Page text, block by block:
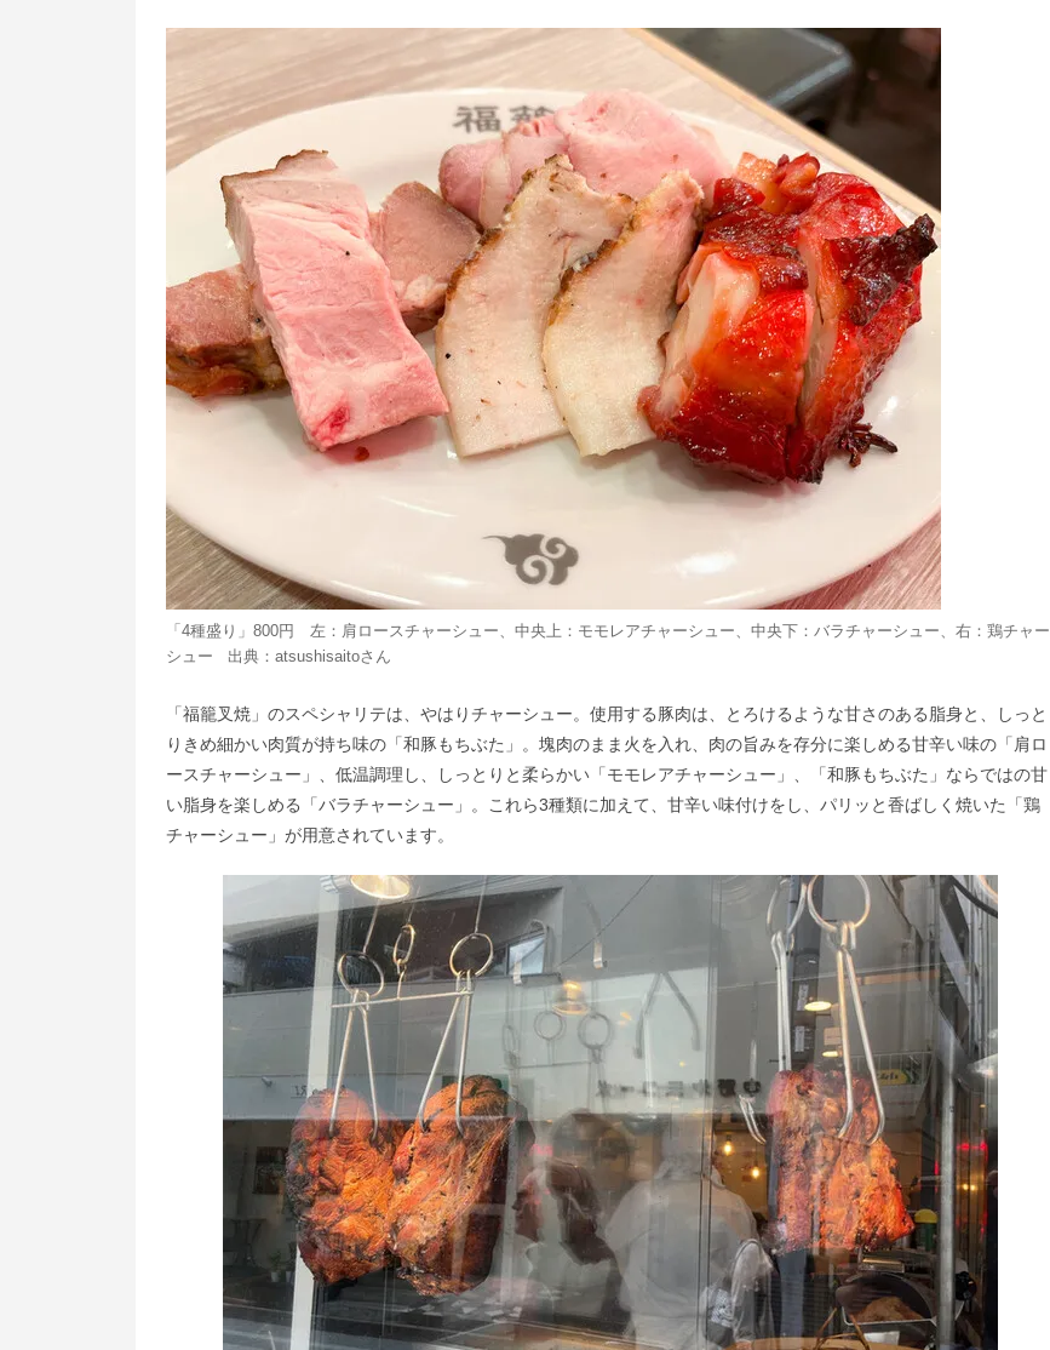
「4種盛り」800円 左：肩ロースチャーシュー、中央上：モモレアチャーシュー、中央下：バラチャーシュー、右：鶏チャー
シュー 出典： atsushisaitoさん
「福籠叉焼」のスペシャリテは、やはりチャーシュー。使用する豚肉は、とろけるような甘さのある脂身と、しっと
りきめ細かい肉質が持ち味の「和豚もちぶた」。塊肉のまま火を入れ、肉の旨みを存分に楽しめる甘辛い味の「肩ロ
ースチャーシュー」、低温調理し、しっとりと柔らかい「モモレアチャーシュー」、「和豚もちぶた」ならではの甘
い脂身を楽しめる「バラチャーシュー」。これら3種類に加えて、甘辛い味付けをし、パリッと香ばしく焼いた「鶏
チャーシュー」が用意されています。